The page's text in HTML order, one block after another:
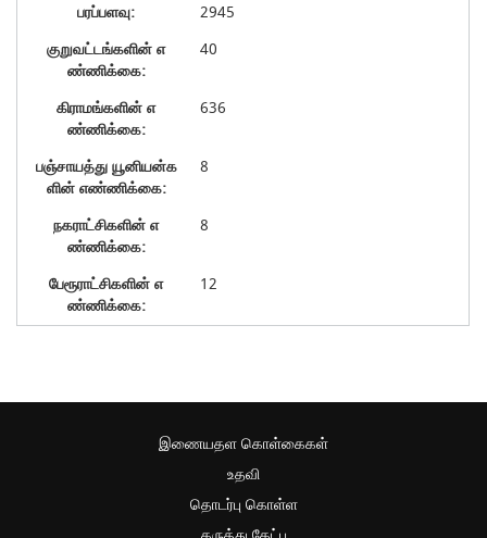
2945
40
636
8
8
12
இணையதள கொள்கைகள்
உதவி
தொடர்பு கொள்ள